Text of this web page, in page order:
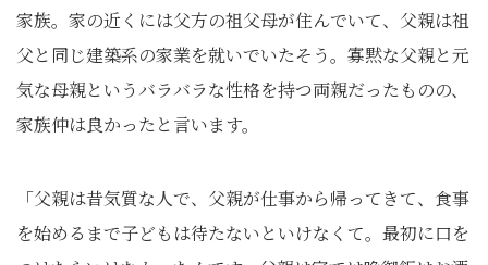
家族。家の近くには父方の祖父母が住んでいて、父親は祖
父と同じ建築系の家業を就いでいたそう。寡黙な父親と元
気な母親というバラバラな性格を持つ両親だったものの、
家族仲は良かったと言います。
「父親は昔気質な人で、父親が仕事から帰ってきて、食事
を始めるまで子どもは待たないといけなくて。最初に口を